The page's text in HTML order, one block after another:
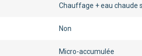
Chauffage + eau chaude
Non
Micro-accumulée